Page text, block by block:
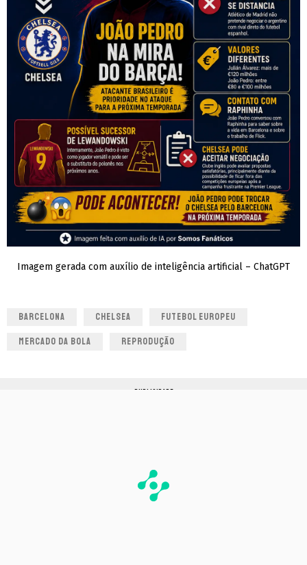
Imagem gerada com auxílio de inteligência artificial – ChatGPT
BARCELONA CHELSEA FUTEBOL EUROPEU
MERCADO DA BOLA REPRODUÇÃO
PUBLICIDADE